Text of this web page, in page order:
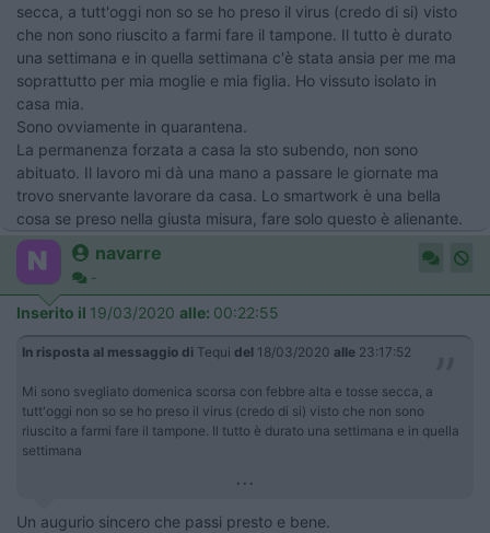
secca, a tutt'oggi non so se ho preso il virus (credo di si) visto
che non sono riuscito a farmi fare il tampone. Il tutto è durato
una settimana e in quella settimana c'è stata ansia per me ma
soprattutto per mia moglie e mia figlia. Ho vissuto isolato in
casa mia.
Sono ovviamente in quarantena.
La permanenza forzata a casa la sto subendo, non sono
abituato. Il lavoro mi dà una mano a passare le giornate ma
trovo snervante lavorare da casa. Lo smartwork è una bella
cosa se preso nella giusta misura, fare solo questo è alienante.
navarre
-
Inserito il 19/03/2020 alle: 00:22:55
In risposta al messaggio di Tequi del 18/03/2020 alle 23:17:52
Mi sono svegliato domenica scorsa con febbre alta e tosse secca, a
tutt'oggi non so se ho preso il virus (credo di si) visto che non sono
riuscito a farmi fare il tampone. Il tutto è durato una settimana e in quella
settimana
...
Un augurio sincero che passi presto e bene.